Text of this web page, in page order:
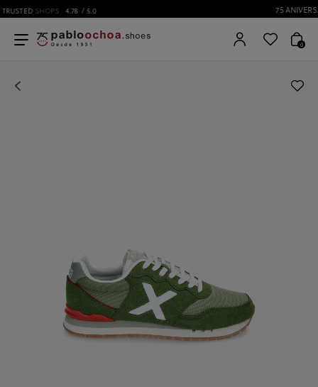
75 ANIVERSARIO | Desde 1951 pabloochoa.shoes
0